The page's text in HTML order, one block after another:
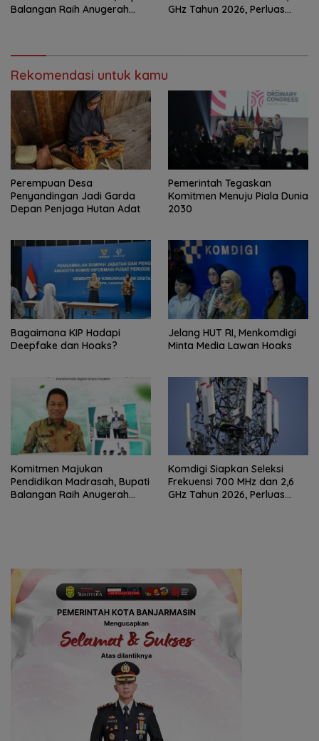
Balangan Raih Anugerah
GHz Tahun 2026, Perluas
Rekomendasi untuk kamu
Perempuan Desa
Penyandingan Jadi Garda
Depan Penjaga Hutan Adat
Pemerintah Tegaskan
Komitmen Menuju Piala Dunia
2030
Bagaimana KIP Hadapi
Deepfake dan Hoaks?
Jelang HUT RI, Menkomdigi
Minta Media Lawan Hoaks
Komitmen Majukan
Pendidikan Madrasah, Bupati
Balangan Raih Anugerah
Komdigi Siapkan Seleksi
Frekuensi 700 MHz dan 2,6
GHz Tahun 2026, Perluas